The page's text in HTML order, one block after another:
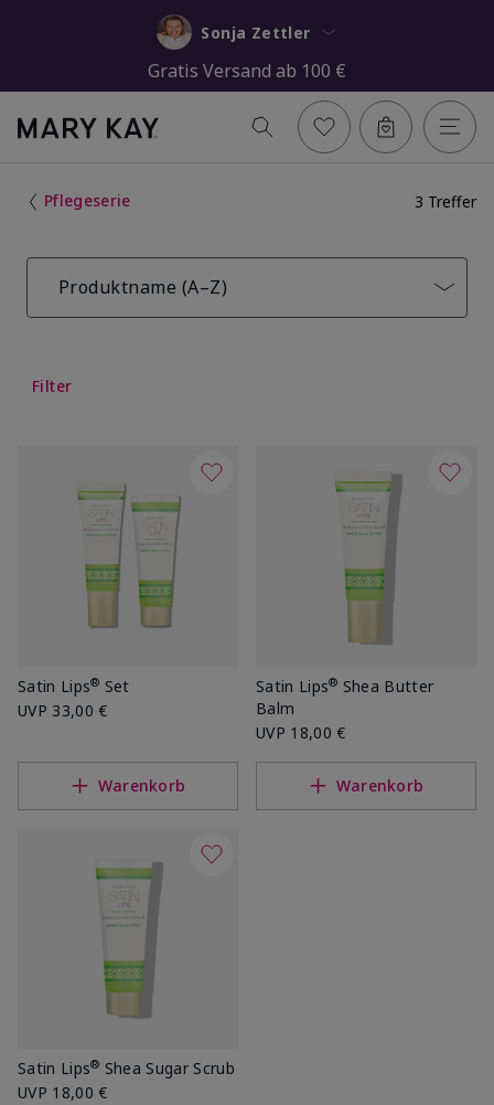
Sonja Zettler
Gratis Versand ab 100 €
Pflegeserie 3 Treffer
Produktname (A–Z)
Filter
Satin Lips® Set
UVP 33,00 €
Warenkorb
Satin Lips® Shea Butter
Balm
UVP 18,00 €
Warenkorb
Satin Lips® Shea Sugar Scrub
UVP 18,00 €